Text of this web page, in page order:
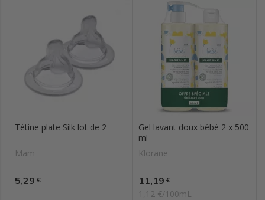
Tétine plate Silk lot de 2
Mam
Prix
5,29 €
Gel lavant doux bébé 2 x 500
ml
Klorane
Prix
11,19 €
1,12 €/100mL